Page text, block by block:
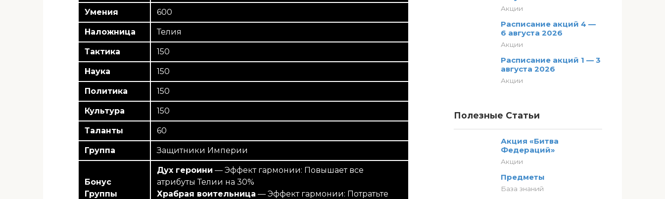
Умения 600
Наложница Телия
Тактика 150
Наука 150
Политика 150
Культура 150
Таланты 60
Группа Защитники Империи
Бонус
Группы
Дух героини — Эффект гармонии: Повышает все
атрибуты Телии на 30%
Храбрая воительница — Эффект гармонии: Потратьте
Акции
Расписание акций 4 —
6 августа 2026
Акции
Расписание акций 1 — 3
августа 2026
Акции
Полезные Статьи
Акция «Битва
Федераций»
Акции
Предметы
База знаний